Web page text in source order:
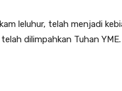
leluhur, telah menjadi
dilimpahkan Tuhan YME.